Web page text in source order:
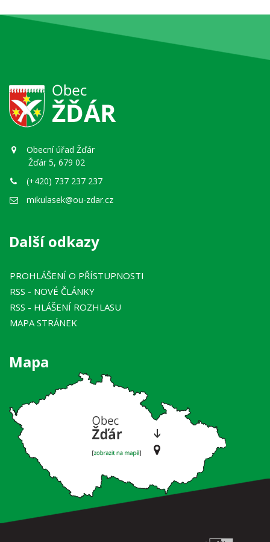
Obecní úřad Žďár
Žďár 5, 679 02
(+420) 737 237 237
mikulasek@ou-zdar.cz
Další odkazy
PROHLÁŠENÍ O PŘÍSTUPNOSTI
RSS - NOVÉ ČLÁNKY
RSS - HLÁŠENÍ ROZHLASU
MAPA STRÁNEK
Mapa